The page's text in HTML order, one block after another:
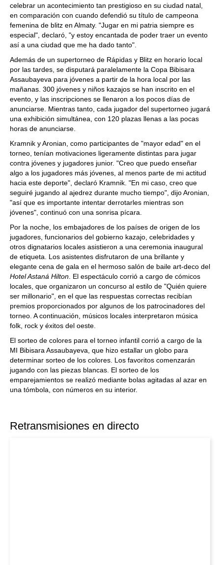
celebrar un acontecimiento tan prestigioso en su ciudad natal,
en comparación con cuando defendió su título de campeona
femenina de blitz en Almaty. "Jugar en mi patria siempre es
especial", declaró, "y estoy encantada de poder traer un evento
así a una ciudad que me ha dado tanto".
Además de un supertorneo de Rápidas y Blitz en horario local
por las tardes, se disputará paralelamente la Copa Bibisara
Assaubayeva para jóvenes a partir de la hora local por las
mañanas. 300 jóvenes y niños kazajos se han inscrito en el
evento, y las inscripciones se llenaron a los pocos días de
anunciarse. Mientras tanto, cada jugador del supertorneo jugará
una exhibición simultánea, con 120 plazas llenas a las pocas
horas de anunciarse.
Kramnik y Aronian, como participantes de "mayor edad" en el
torneo, tenían motivaciones ligeramente distintas para jugar
contra jóvenes y jugadores junior. "Creo que puedo enseñar
algo a los jugadores más jóvenes, al menos parte de mi actitud
hacia este deporte", declaró Kramnik. "En mi caso, creo que
seguiré jugando al ajedrez durante mucho tiempo", dijo Aronian,
"así que es importante intentar derrotarles mientras son
jóvenes", continuó con una sonrisa pícara.
Por la noche, los embajadores de los países de origen de los
jugadores, funcionarios del gobierno kazajo, celebridades y
otros dignatarios locales asistieron a una ceremonia inaugural
de etiqueta. Los asistentes disfrutaron de una brillante y
elegante cena de gala en el hermoso salón de baile art-deco del
Hotel Astaná Hilton . El espectáculo corrió a cargo de cómicos
locales, que organizaron un concurso al estilo de "Quién quiere
ser millonario", en el que las respuestas correctas recibían
premios proporcionados por algunos de los patrocinadores del
torneo. A continuación, músicos locales interpretaron música
folk, rock y éxitos del oeste.
El sorteo de colores para el torneo infantil corrió a cargo de la
MI Bibisara Assaubayeva, que hizo estallar un globo para
determinar sorteo de los colores. Los favoritos comenzarán
jugando con las piezas blancas. El sorteo de los
emparejamientos se realizó mediante bolas agitadas al azar en
una tómbola, con números en su interior.
Retransmisiones en directo